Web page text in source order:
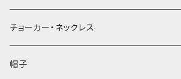
チョーカー・ネックレス
帽子